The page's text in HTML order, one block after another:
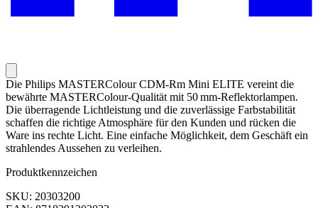
Die Philips MASTERColour CDM-Rm Mini ELITE vereint die
bewährte MASTERColour-Qualität mit 50 mm-Reflektorlampen.
Die überragende Lichtleistung und die zuverlässige Farbstabilität
schaffen die richtige Atmosphäre für den Kunden und rücken die
Ware ins rechte Licht. Eine einfache Möglichkeit, dem Geschäft ein
strahlendes Aussehen zu verleihen.
Produktkennzeichen
SKU: 20303200